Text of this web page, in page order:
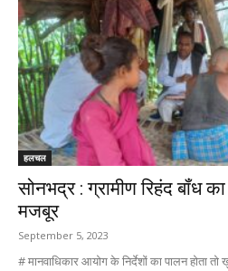
हलचल
सोनभद्र : ग्रामीण रिहंद बॉंध
मजबूर
September 5, 2023
# मानवाधिकार आयोग के निर्देशों का पालन होता